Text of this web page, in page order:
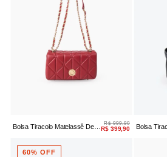
Bolsa Tiracolo Matelassê De
R$ 999,90
R$ 399,90
Bolsa
60% OFF